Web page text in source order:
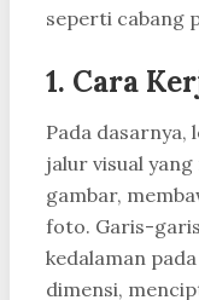
seperti cabang
1. Cara
Pada dasarnya,
jalur visual
gambar,
foto. Garis-
kedalaman
dimensi,